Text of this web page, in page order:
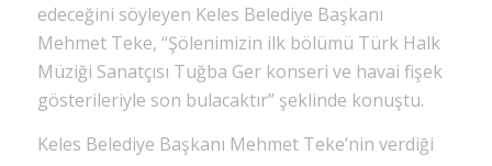
edeceğini söyleyen Keles Belediye Başkanı
Mehmet Teke, “Şölenimizin ilk bölümü Türk Halk
Müziği Sanatçısı Tuğba Ger konseri ve havai fişek
gösterileriyle son bulacaktır” şeklinde konuştu.
Keles Belediye Başkanı Mehmet Teke’nin verdiği